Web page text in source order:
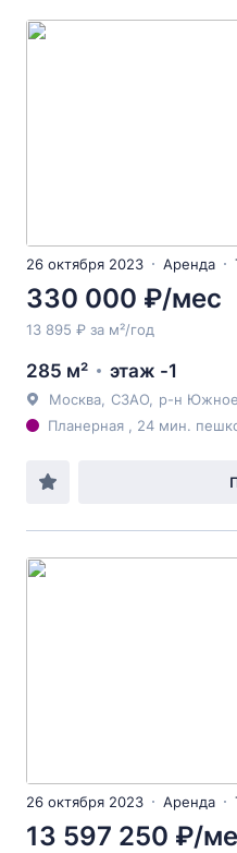
26 октября 2023 Аренда
330 000 ₽/мес
13 895 ₽ за м²/год
285 м² этаж -1
Москва СЗАО р-н
Планерная , 24 мин.
26 октября 2023 Аренда
13 597 250 ₽/